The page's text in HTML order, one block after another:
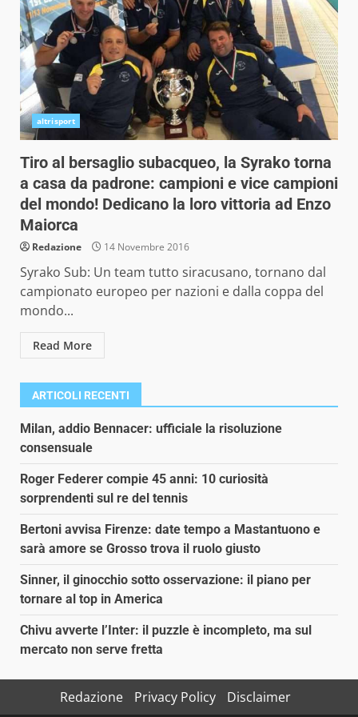
altrisport
Tiro al bersaglio subacqueo, la Syrako torna
a casa da padrone: campioni e vice campioni
del mondo! Dedicano la loro vittoria ad Enzo
Maiorca
Redazione 14 Novembre 2016
Syrako Sub: Un team tutto siracusano, tornano dal
campionato europeo per nazioni e dalla coppa del
mondo...
Read More
ARTICOLI RECENTI
Milan, addio Bennacer: ufficiale la risoluzione
consensuale
Roger Federer compie 45 anni: 10 curiosità
sorprendenti sul re del tennis
Bertoni avvisa Firenze: date tempo a Mastantuono e
sarà amore se Grosso trova il ruolo giusto
Sinner, il ginocchio sotto osservazione: il piano per
tornare al top in America
Chivu avverte l’Inter: il puzzle è incompleto, ma sul
mercato non serve fretta
Redazione Privacy Policy Disclaimer